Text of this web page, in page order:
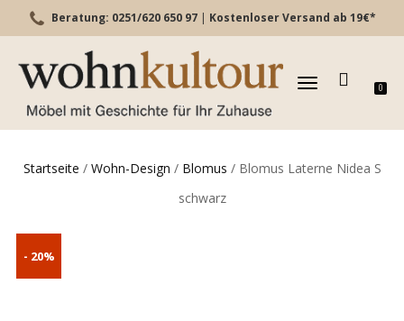
Beratung: 0251/620 650 97 | Kostenloser Versand ab 19€*
TOGGLE
0
Startseite / Wohn-Design / Blomus / Blomus Laterne Nidea S
schwarz
- 20%